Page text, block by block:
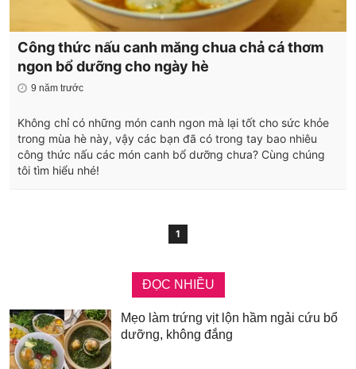
Công thức nấu canh măng chua chả cá thơm
ngon bổ dưỡng cho ngày hè
9 năm trước
Không chỉ có những món canh ngon mà lại tốt cho sức khỏe
trong mùa hè này, vậy các bạn đã có trong tay bao nhiêu
công thức nấu các món canh bổ dưỡng chưa? Cùng chúng
tôi tìm hiểu nhé!
1
ĐỌC NHIỀU
Mẹo làm trứng vịt lộn hầm ngải cứu bổ
dưỡng, không đắng